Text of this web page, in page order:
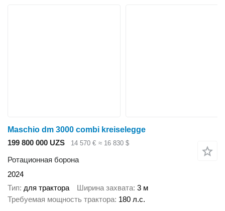
Maschio dm 3000 combi kreiselegge
199 800 000 UZS
14 570 € ≈ 16 830 $
Ротационная борона
2024
Тип для трактора Ширина захвата 3 м
Требуемая мощность трактора 180 л.с.